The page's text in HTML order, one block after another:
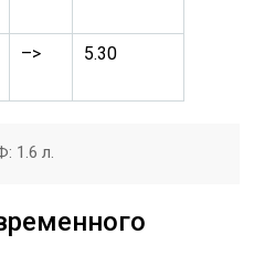
–> 5.30
1.6 л.